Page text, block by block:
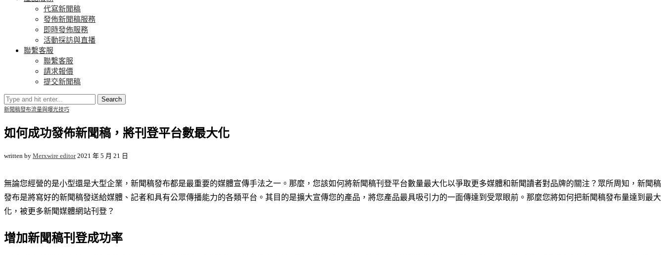
代寫新聞稿
發佈新聞稿服務
即時發佈服務
活動採訪與直播
聯繫客服
聯繫客服
請求報價
提交新聞稿
Search
新聞稿發布流量與曝光技巧
如何成功發佈新聞稿，將刊登平台數最大化
written by Merxwire editor 2021 年 5 月 21 日
無論您經營的是小型還是大型企業，新聞稿發布都是最重要的媒體宣傳手法之一。那麼，您該如何將新聞稿刊登平台數量最大化以爭取更多媒體和新聞讀者對品牌的關注？眾所周知，新聞稿
發布是將寫好的新聞稿發送給媒體、記者和具有公眾傳播能力的各類平台。其目的是擴大宣傳您的產品，將您產品最具吸引力的一面傳達到受眾眼前。那麼您將如何把新聞稿發布量達到最大
化，被更多新聞媒體網站刊登？
增加新聞稿刊登成功率